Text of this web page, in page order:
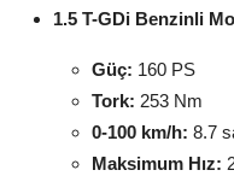
1.5 T-GDi Benzinli
Güç: 160 PS
Tork: 253 Nm
0-100 km/h: 8.7
Maksimum Hız: